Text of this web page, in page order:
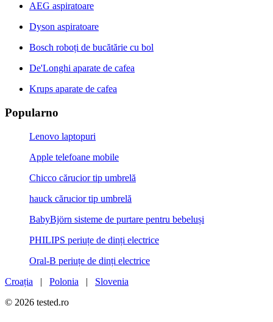
AEG aspiratoare
Dyson aspiratoare
Bosch roboți de bucătărie cu bol
De'Longhi aparate de cafea
Krups aparate de cafea
Popularno
Lenovo laptopuri
Apple telefoane mobile
Chicco cărucior tip umbrelă
hauck cărucior tip umbrelă
BabyBjörn sisteme de purtare pentru bebeluși
PHILIPS periuțe de dinți electrice
Oral-B periuțe de dinți electrice
Croația | Polonia | Slovenia
© 2026 tested.ro